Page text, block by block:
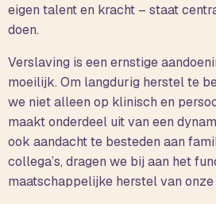
eigen talent en kracht – staat
doen.
Verslaving is een ernstige
moeilijk. Om langdurig herstel te
we niet alleen op klinisch en
maakt onderdeel uit van een
ook aandacht te besteden aan
collega’s, dragen we bij aan het
maatschappelijke herstel van